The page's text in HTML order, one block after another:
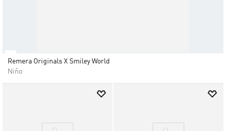
Remera Originals X Smiley World
Niño